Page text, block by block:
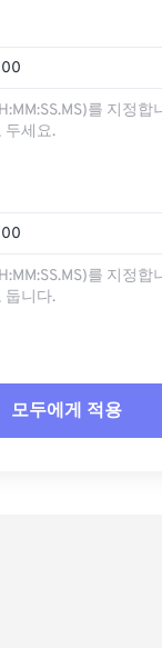
00
를 지정합
세요.
00
를 지정합
니다.
모두에게 적용